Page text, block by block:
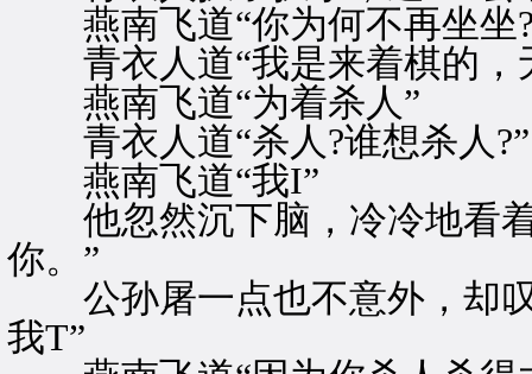
燕南飞道“你为何不再坐坐
青衣人道“我是来着棋的，
燕南飞道“为着杀人”
青衣人道“杀人?谁想杀人?”
燕南飞道“我I”
他忽然沉下脑，冷冷地看着
你。”
公孙屠一点也不意外，却叹
我T”